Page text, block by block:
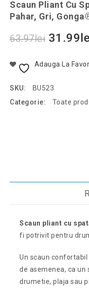
Scaun Pliant Cu
Pahar, Gri,
63.97lei 31.99
Adauga La
SKU:
BU523
Categorie:
Toate
Scaun pliant cu
fi potrivit pentru
Un scaun
de asemenea, ca
drumetie, plaja sau